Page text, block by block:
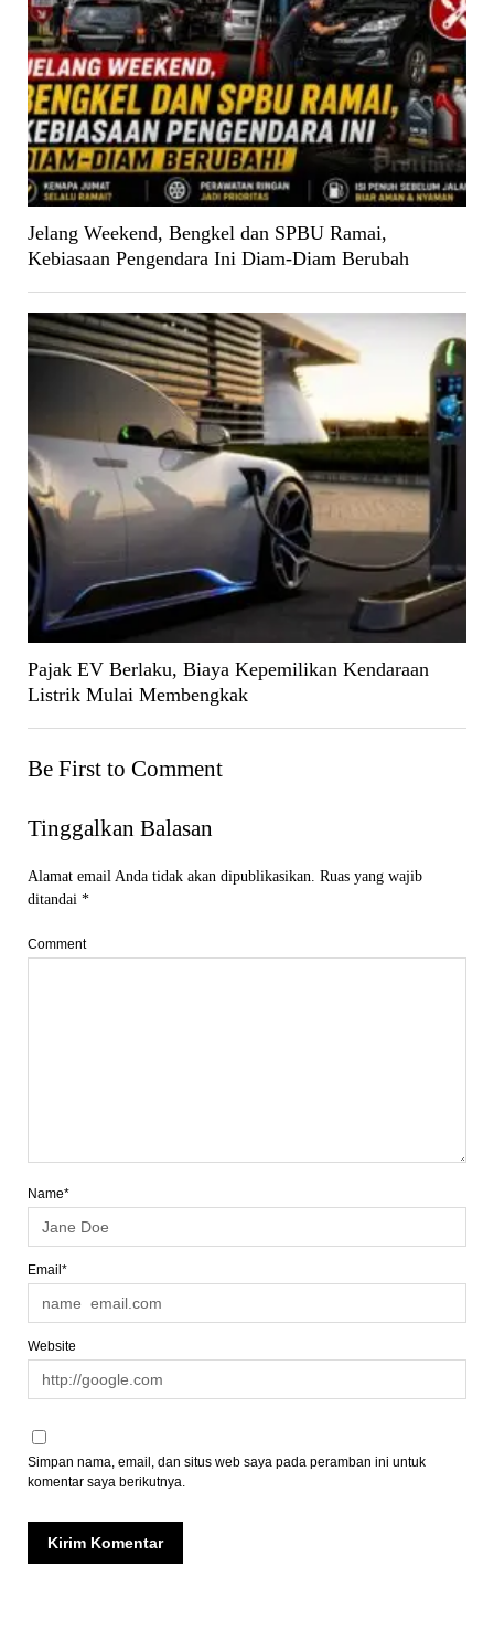
Jelang Weekend, Bengkel dan SPBU Ramai,
Kebiasaan Pengendara Ini Diam-Diam Berubah
Pajak EV Berlaku, Biaya Kepemilikan Kendaraan
Listrik Mulai Membengkak
Be First to Comment
Tinggalkan Balasan
Alamat email Anda tidak akan dipublikasikan. Ruas yang wajib
ditandai *
Comment
Name*
Email*
Website
Simpan nama, email, dan situs web saya pada peramban ini untuk
komentar saya berikutnya.